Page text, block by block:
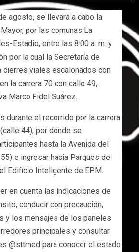
agosto, se llevará a cabo la
por las comunas La
Estadio, entre las 8:00 a. m. y
por la cual la Secretaría de
cierres viales escalonados con
la carrera 70 con calle 49,
Marco Fidel Suárez.
durante el recorrido por la carrera
44), por donde se
hasta la Avenida del
e ingresar hacia Parques del
Edificio Inteligente de EPM.
en cuenta las indicaciones de
conducir con precaución,
y los mensajes de los paneles
principales y consultar
@sttmed para conocer el estado